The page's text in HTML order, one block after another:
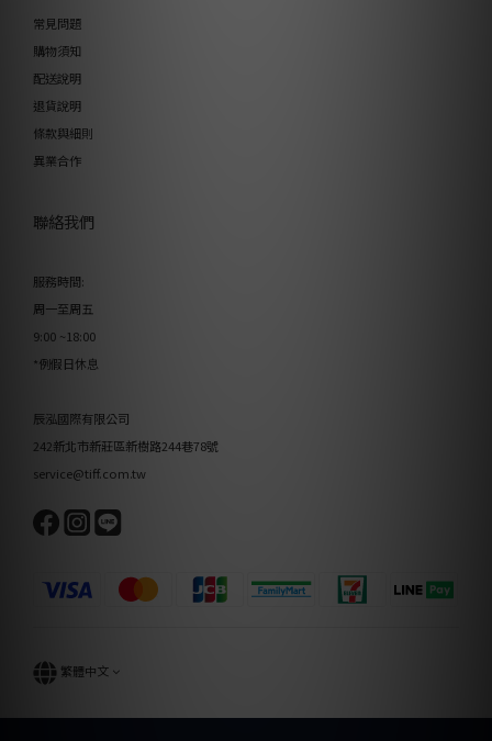
常見問題
購物須知
配送說明
退貨說明
條款與細則
異業合作
聯絡我們
服務時間:
周一至周五
9:00 ~18:00
*例假日休息
辰泓國際有限公司
242新北市新莊區新樹路244巷78號
service@tiff.com.tw
繁體中文